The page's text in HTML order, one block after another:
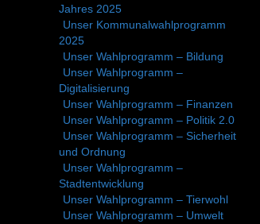
Jahres 2025
Unser Kommunalwahlprogramm
2025
Unser Wahlprogramm – Bildung
Unser Wahlprogramm –
Digitalisierung
Unser Wahlprogramm – Finanzen
Unser Wahlprogramm – Politik 2.0
Unser Wahlprogramm – Sicherheit
und Ordnung
Unser Wahlprogramm –
Stadtentwicklung
Unser Wahlprogramm – Tierwohl
Unser Wahlprogramm – Umwelt